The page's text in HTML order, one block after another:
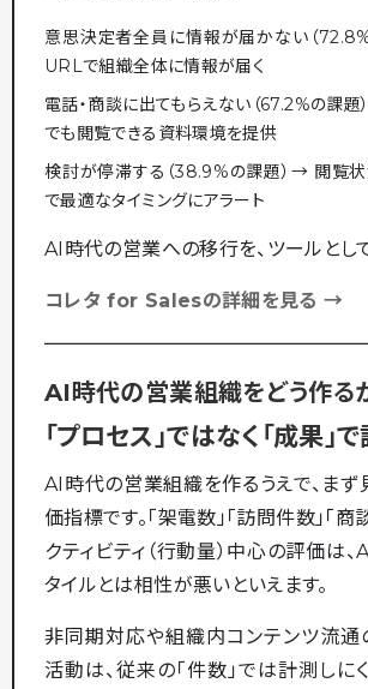
意思決定者全員に情報が届かない（
URLで組織全体に情報が届く
電話・商談に出てもらえない（67.2%の課
でも閲覧できる資料環境を提供
検討が停滞する（38.9%の課題）→ 閲覧状
で最適なタイミングにアラート
AI時代の営業への移行を、ツールとし
コレタ for Salesの詳細を見る →
AI時代の営業組織をどう作る
「プロセス」ではなく「成果」
AI時代の営業組織を作るうえで、ま
価指標です。「架電数」「訪問件数」「商
クティビティ（行動量）中心の評価は
タイルとは相性が悪いといえます。
非同期対応や組織内コンテンツ流通
活動は、従来の「件数」では計測しに